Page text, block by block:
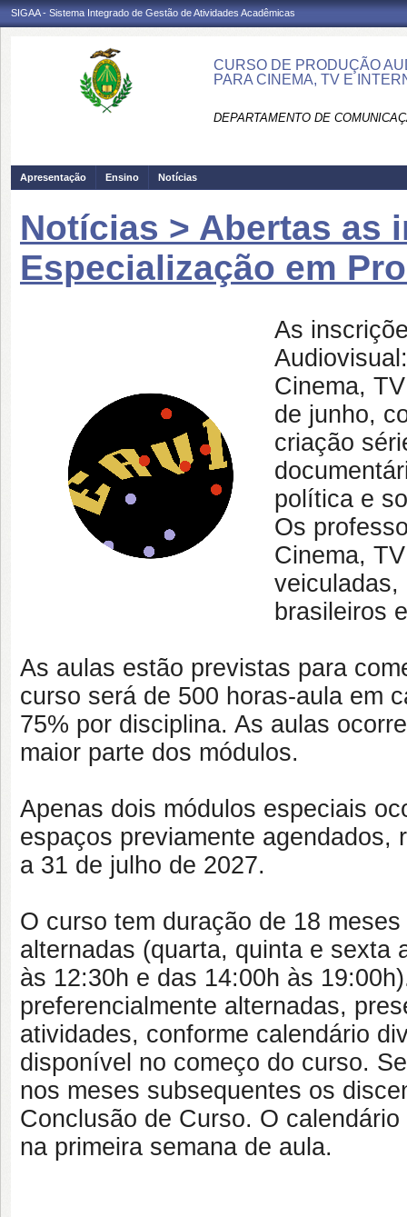
SIGAA - Sistema Integrado de Gestão de Atividades Acadêmicas
CURSO DE PRODUÇÃO
PARA CINEMA, TV E
DEPARTAMENTO DE
Apresentação Ensino Notícias
Notícias > Abertas as
Especialização em
As
Cinema,
de junho,
criação
política e
Os
Cinema,
veiculadas,
brasileiros
As aulas estão previstas para
curso será de 500 horas-aula em
75% por disciplina. As aulas
maior parte dos módulos.
Apenas dois módulos especiais
espaços previamente agendados,
a 31 de julho de 2027.
O curso tem duração de 18
alternadas (quarta, quinta e sexta
às 12:30h e das 14:00h às
preferencialmente alternadas,
atividades, conforme calendário
disponível no começo do curso.
nos meses subsequentes os
Conclusão de Curso. O
na primeira semana de aula.